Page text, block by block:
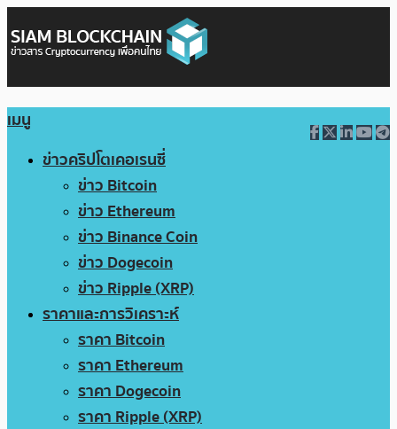
เมนู
ข่าวคริปโตเคอเรนซี่
ข่าว Bitcoin
ข่าว Ethereum
ข่าว Binance Coin
ข่าว Dogecoin
ข่าว Ripple (XRP)
ราคาและการวิเคราะห์
ราคา Bitcoin
ราคา Ethereum
ราคา Dogecoin
ราคา Ripple (XRP)